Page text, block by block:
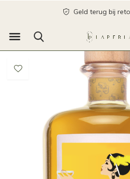
Geld terug bij